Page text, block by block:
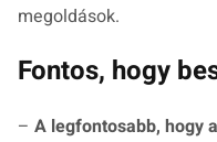
megoldások.
Fontos, hogy
– A legfontosabb, hogy